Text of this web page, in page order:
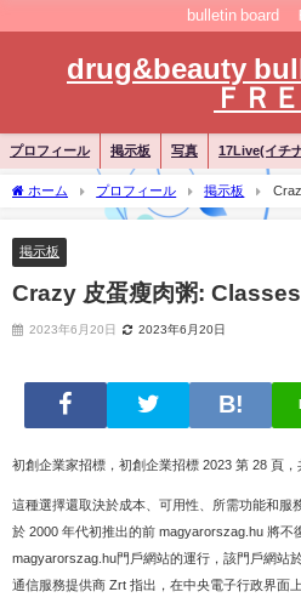
bulletin board
drug&beauty
ＦＲ
プロフィール 掲示板 写真 17Live(イチナ
ホーム プロフィール 掲示板
掲示板
Crazy 皮蛋瘦肉粥:
2023年6月20日 2023年6月20日
初創企業家招標，初創企業招標 2023 第 28 頁，
這種選擇還取決於成本、可用性、所需功能和服
於 2000 年代初推出的前 magyarorszag.hu 將不
magyarorszag.hu門戶網站的運行，該門戶網站
通信服務提供商 Zrt 指出，在中央電子行政界面